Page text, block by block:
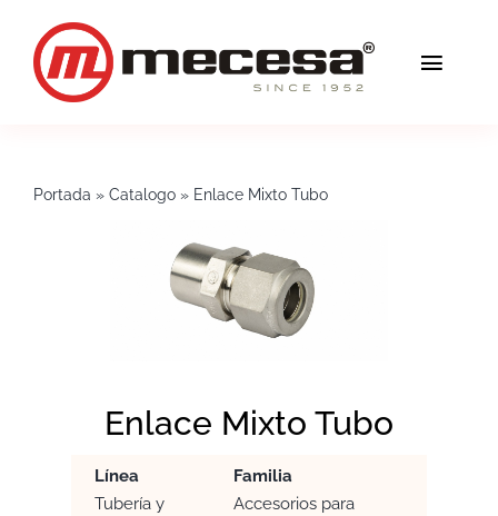
contenido
Calidad
Portada » Catalogo» Enlace Mixto Tubo
Enlace Mixto Tubo
Línea
Familia
Tubería y
Accesorios para